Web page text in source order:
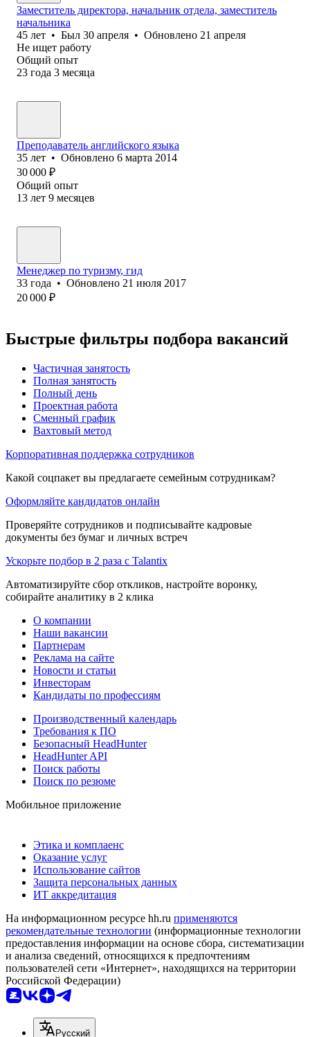
Заместитель директора, начальник отдела, заместитель
начальника
45 лет • Был 30 апреля • Обновлено 21 апреля
Не ищет работу
Общий опыт
23 года 3 месяца
Преподаватель английского языка
35 лет • Обновлено 6 марта 2014
30 000 ₽
Общий опыт
13 лет 9 месяцев
Менеджер по туризму, гид
33 года • Обновлено 21 июля 2017
20 000 ₽
Быстрые фильтры подбора вакансий
Частичная занятость
Полная занятость
Полный день
Проектная работа
Сменный график
Вахтовый метод
Корпоративная поддержка сотрудников
Какой соцпакет вы предлагаете семейным сотрудникам?
Оформляйте кандидатов онлайн
Проверяйте сотрудников и подписывайте кадровые
документы без бумаг и личных встреч
Ускорьте подбор в 2 раза с Talantix
Автоматизируйте сбор откликов, настройте воронку,
собирайте аналитику в 2 клика
О компании
Наши вакансии
Партнерам
Реклама на сайте
Новости и статьи
Инвесторам
Кандидаты по профессиям
Производственный календарь
Требования к ПО
Безопасный HeadHunter
HeadHunter API
Поиск работы
Поиск по резюме
Мобильное приложение
Этика и комплаенс
Оказание услуг
Использование сайтов
Защита персональных данных
ИТ аккредитация
На информационном ресурсе hh.ru применяются
рекомендательные технологии (информационные технологии
предоставления информации на основе сбора, систематизации
и анализа сведений, относящихся к предпочтениям
пользователей сети «Интернет», находящихся на территории
Российской Федерации)
Русский